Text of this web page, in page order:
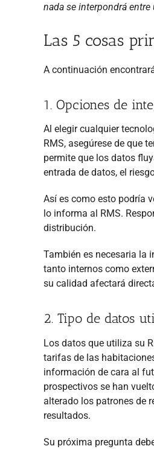
nada se interpondrá
Las 5 cosas
A continuación
1. Opciones de
Al elegir cualquier
RMS, asegúrese de que
permite que los datos
entrada de datos, el
Así es como esto podría
lo informa al RMS.
distribución.
También es necesaria la
tanto internos como
su calidad afectará
2. Tipo de datos
Los datos que utiliza su
tarifas de las
información de cara al
prospectivos se han
alterado los patrones de
resultados.
Su próxima pregunta